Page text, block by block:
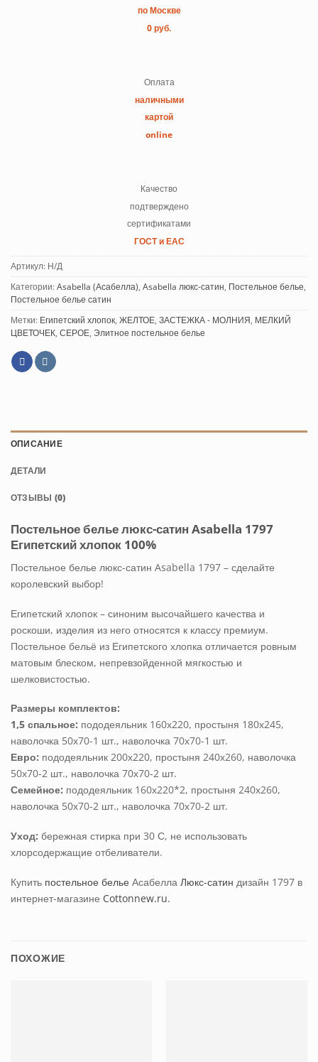
по Москве
0 руб.
Оплата
наличными
картой
online
Качество
подтверждено
сертификатами
ГОСТ и ЕАС
Артикул: Н/Д
Категории: Asabella (Асабелла) Asabella люкс-сатин Постельное белье
Постельное белье сатин
Метки: Египетский хлопок ЖЕЛТОЕ ЗАСТЕЖКА - МОЛНИЯ МЕЛКИЙ
ЦВЕТОЧЕК СЕРОЕ Элитное постельное белье
ОПИСАНИЕ
ДЕТАЛИ
ОТЗЫВЫ (0)
Постельное белье люкс-сатин Asabella 1797
Египетский хлопок 100%
Постельное белье люкс-сатин Asabella 1797 – сделайте
королевский выбор!
Египетский хлопок – синоним высочайшего качества и
роскоши, изделия из него относятся к классу премиум.
Постельное бельё из Египетского хлопка отличается ровным
матовым блеском, непревзойденной мягкостью и
шелковистостью.
Размеры комплектов:
1,5 спальное: пододеяльник 160х220, простыня 180х245,
наволочка 50х70-1 шт., наволочка 70х70-1 шт.
Евро: пододеяльник 200х220, простыня 240х260, наволочка
50х70-2 шт., наволочка 70х70-2 шт.
Семейное: пододеяльник 160х220*2, простыня 240х260,
наволочка 50х70-2 шт., наволочка 70х70-2 шт.
Уход: бережная стирка при 30 С, не использовать
хлорсодержащие отбеливатели.
Купить постельное белье Асабелла Люкс-сатин дизайн 1797 в
интернет-магазине Cottonnew.ru.
ПОХОЖИЕ